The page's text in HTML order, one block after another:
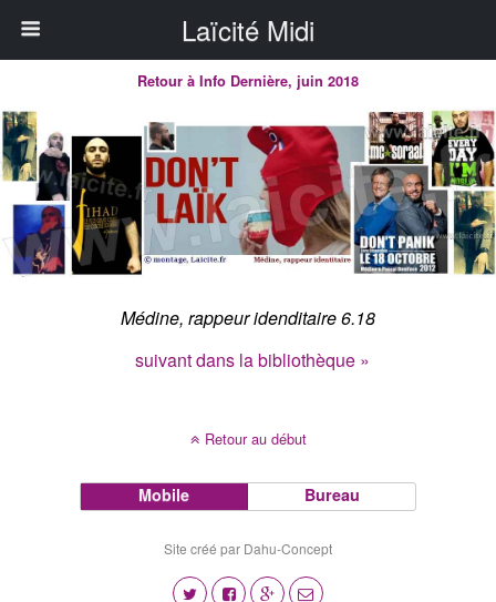
Laïcité Midi
Retour à Info Dernière, juin 2018
Médine, rappeur idenditaire 6.18
suivant dans la bibliothèque »
Retour au début
Mobile Bureau
Site créé par Dahu-Concept